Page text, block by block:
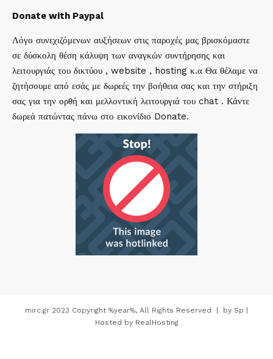
Donate with Paypal
Λόγο συνεχιζόμενων αυξήσεων στις παροχές μας βρισκόμαστε
σε δύσκολη θέση κάλυψη των αναγκών συντήρησης και
λειτουργιάς του δικτύου , website , hosting κ.α Θα θέλαμε να
ζητήσουμε από εσάς με δωρεές την βοήθεια σας και την στήριξη
σας για την ορθή και μελλοντική λειτουργιά του chat . Κάντε
δωρεά πατώντας πάνω στο εικονίδιο Donate.
mirc.gr 2023 Copyright %year%, All Rights Reserved | by Sp |
Hosted by RealHosting